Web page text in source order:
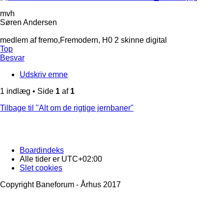
mvh
Søren Andersen
medlem af fremo,Fremodern, H0 2 skinne digital
Top
Besvar
Udskriv emne
1 indlæg • Side 1 af 1
Tilbage til "Alt om de rigtige jernbaner"
Boardindeks
Alle tider er UTC+02:00
Slet cookies
Copyright Baneforum - Århus 2017